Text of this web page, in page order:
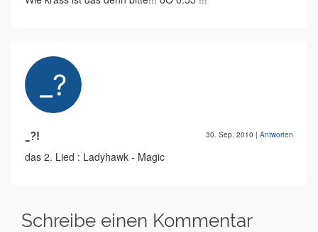
_?! 30. Sep. 2010 | Antworten
das 2. Lied : Ladyhawk - Magic
Schreibe einen Kommentar